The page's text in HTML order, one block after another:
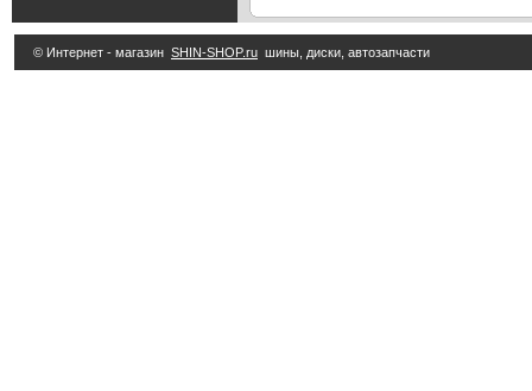
© Интернет - магазин SHIN-SHOP.ru шины, диски, автозапчасти